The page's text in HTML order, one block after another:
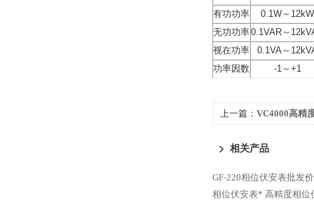
有功功率
0.1W～12kW
无功功率0.1VAR～
视在功率
0.1VA～
功率因数
-1～+1
上一篇： VC4000高精
相关产品
GF-220相位伏安表批发价
相位伏安表* 高精度相位